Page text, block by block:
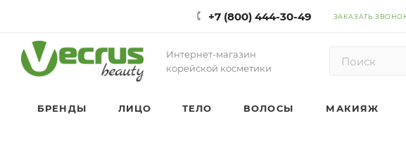
+7 (800) 444-30-49 ЗАКАЗАТЬ
Интернет-магазин
корейской косметики
БРЕНДЫ ЛИЦО ТЕЛО ВОЛОСЫ МАКИЯЖ